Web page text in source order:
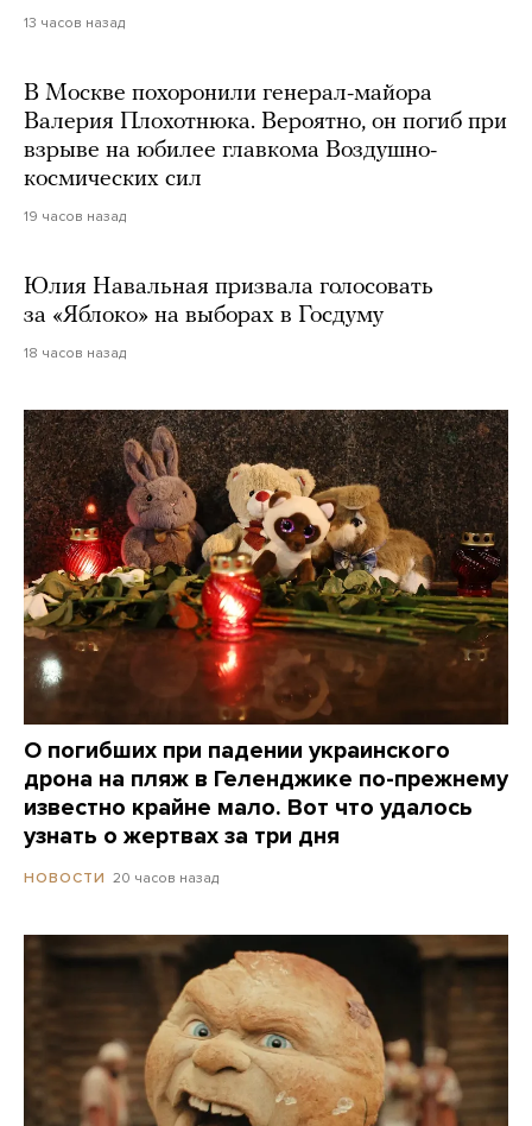
13 часов назад
В Москве похоронили генерал-майора
Валерия Плохотнюка. Вероятно, он погиб при
взрыве на юбилее главкома Воздушно-
космических сил
19 часов назад
Юлия Навальная призвала голосовать
за «Яблоко» на выборах в Госдуму
18 часов назад
О погибших при падении украинского
дрона на пляж в Геленджике по-прежнему
известно крайне мало. Вот что удалось
узнать о жертвах за три дня
НОВОСТИ 20 часов назад